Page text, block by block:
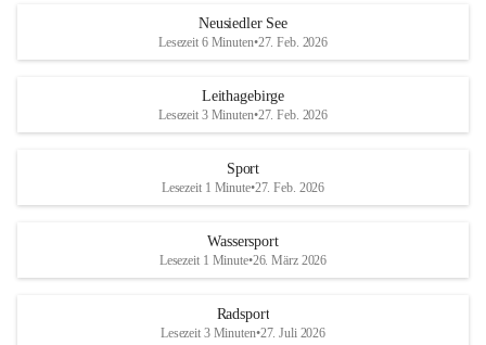
S
und den daraus folgenden wirtschaftlichen
Maßnahmen zur Bekämpfung
Rebe und der Amerikanischen
Anhang VBl. EU Nr. 18
1 Seite•1,4 MB
VBl. EU Nr. 18_2026
r
S
Neusiedler See
Lesezeit 6 Minuten•27. Feb. 2026
Leithagebirge
Lesezeit 3 Minuten•27. Feb. 2026
Sport
Lesezeit 1 Minute•27. Feb. 2026
Wassersport
Lesezeit 1 Minute•26. März 2026
Radsport
Lesezeit 3 Minuten•27. Juli 2026